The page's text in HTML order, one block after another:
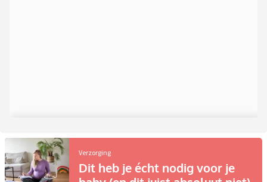
Verzorging
Dit heb je écht nodig voor je